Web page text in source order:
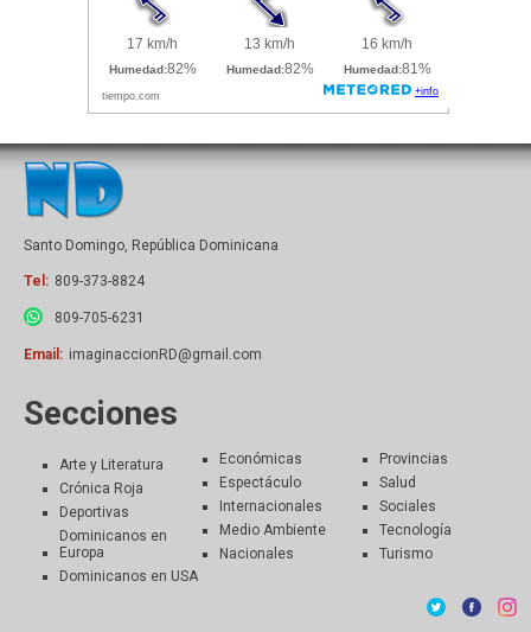
Santo Domingo, República Dominicana
Tel: 809-373-8824
809-705-6231
Email: imaginaccionRD@gmail.com
Secciones
Arte y Literatura
Crónica Roja
Deportivas
Dominicanos en
Europa
Dominicanos en USA
Económicas
Espectáculo
Internacionales
Medio Ambiente
Nacionales
Provincias
Salud
Sociales
Tecnología
Turismo